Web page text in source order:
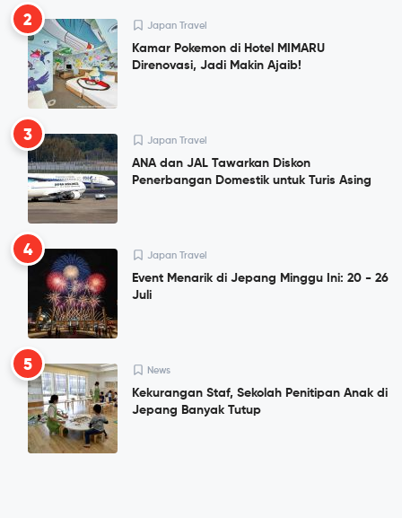
2 Japan Travel
Kamar Pokemon di Hotel MIMARU
Direnovasi, Jadi Makin Ajaib!
3 Japan Travel
ANA dan JAL Tawarkan Diskon
Penerbangan Domestik untuk Turis Asing
4 Japan Travel
Event Menarik di Jepang Minggu Ini: 20 - 26
Juli
5 News
Kekurangan Staf, Sekolah Penitipan Anak di
Jepang Banyak Tutup